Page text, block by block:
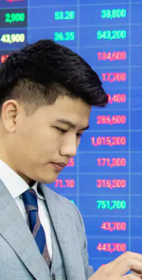
luật
Góc nhìn luật gia
Hồ sơ điều tra
Tiếng nói công dân
An ninh - Hình sự
INFOCUS